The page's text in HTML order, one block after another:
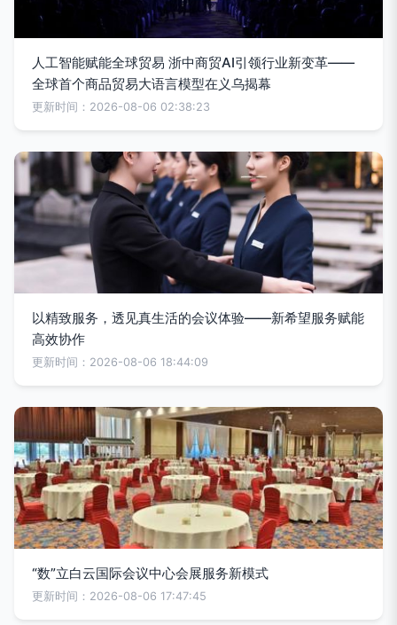
人工智能赋能全球贸易 浙中商贸AI引领行业新变革——
全球首个商品贸易大语言模型在义乌揭幕
更新时间：2026-08-06 02:38:23
以精致服务，透见真生活的会议体验——新希望服务赋能
高效协作
更新时间：2026-08-06 18:44:09
“数”立白云国际会议中心会展服务新模式
更新时间：2026-08-06 17:47:45